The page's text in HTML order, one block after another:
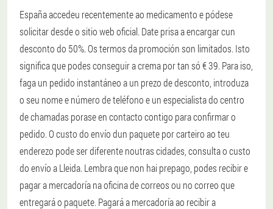
España accedeu recentemente ao medicamento e pódese
solicitar desde o sitio web oficial. Date prisa a encargar cun
desconto do 50%. Os termos da promoción son limitados. Isto
significa que podes conseguir a crema por tan só € 39. Para iso,
faga un pedido instantáneo a un prezo de desconto, introduza
o seu nome e número de teléfono e un especialista do centro
de chamadas porase en contacto contigo para confirmar o
pedido. O custo do envío dun paquete por carteiro ao teu
enderezo pode ser diferente noutras cidades, consulta o custo
do envío a Lleida. Lembra que non hai prepago, podes recibir e
pagar a mercadoría na oficina de correos ou no correo que
entregará o paquete. Pagará a mercadoría ao recibir a